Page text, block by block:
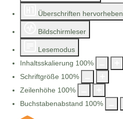
Überschriften hervorheben
Bildschirmleser
Lesemodus
Inhaltsskalierung 100%
Schriftgröße 100%
Zeilenhöhe 100%
Buchstabenabstand 100%